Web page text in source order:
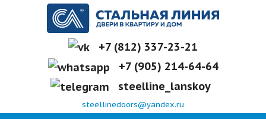
+7 (812) 337-23-21
+7 (905) 214-64-64
steelline_lanskoy
steellinedoors@yandex.ru